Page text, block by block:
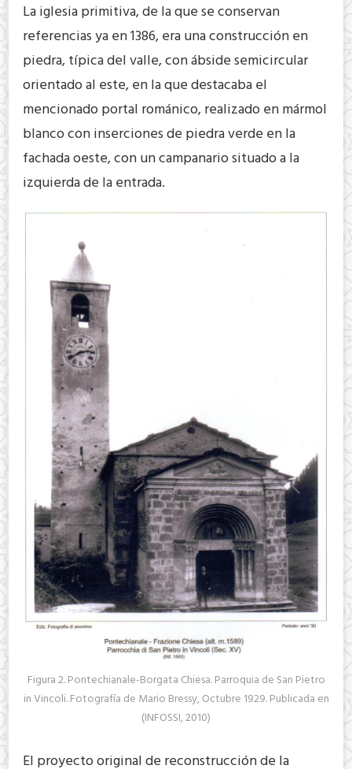
La iglesia primitiva, de la que se conservan
referencias ya en 1386, era una construcción en
piedra, típica del valle, con ábside semicircular
orientado al este, en la que destacaba el
mencionado portal románico, realizado en mármol
blanco con inserciones de piedra verde en la
fachada oeste, con un campanario situado a la
izquierda de la entrada.
Figura 2. Pontechianale-Borgata Chiesa. Parroquia de San Pietro
in Vincoli. Fotografía de Mario Bressy, Octubre 1929. Publicada en
(INFOSSI, 2010)
El proyecto original de reconstrucción de la